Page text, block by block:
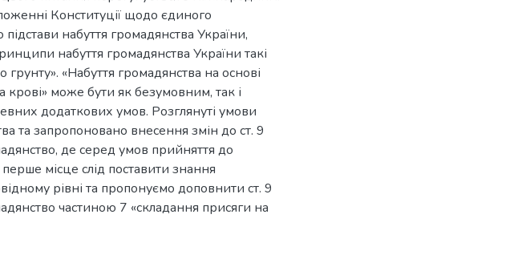
Конституції щодо єдиного
набуття громадянства України,
набуття громадянства України такі
грунту». «Набуття громадянства на основі
крові» може бути як безумовним, так і
додаткових умов. Розглянуті умови
та запропоновано внесення змін до ст. 9
де серед умов прийняття до
місце слід поставити знання
рівні та пропонуємо доповнити ст. 9
частиною 7 «складання присяги на